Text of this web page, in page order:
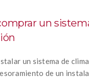
un
un sistema de
de un